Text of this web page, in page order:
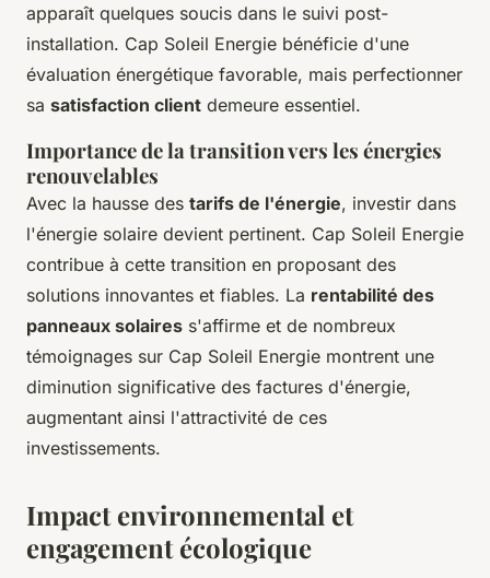
apparaît quelques soucis dans le suivi post-
installation. Cap Soleil Energie bénéficie d'une
évaluation énergétique favorable, mais perfectionner
sa satisfaction client demeure essentiel.
Importance de la transition vers les énergies
renouvelables
Avec la hausse des tarifs de l'énergie, investir dans
l'énergie solaire devient pertinent. Cap Soleil Energie
contribue à cette transition en proposant des
solutions innovantes et fiables. La rentabilité des
panneaux solaires s'affirme et de nombreux
témoignages sur Cap Soleil Energie montrent une
diminution significative des factures d'énergie,
augmentant ainsi l'attractivité de ces
investissements.
Impact environnemental et
engagement écologique